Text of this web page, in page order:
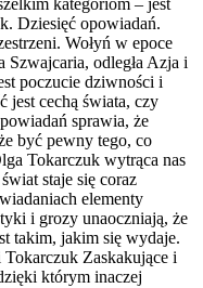
kategoriom – jest
Dziesięć opowiadań.
Wołyń w epoce
Szwajcaria, odległa Azja i
poczucie dziwności i
jest cechą świata, czy
sprawia, że
być pewny tego, co
Tokarczuk wytrąca nas
staje się coraz
elementy
i grozy unaoczniają, że
takim, jakim się wydaje.
Zaskakujące i
którym inaczej